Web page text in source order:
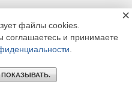
ТЕХНОЛОДЖИ» +7 (495) 665-00-
файлы cookies.
и принимаете
×